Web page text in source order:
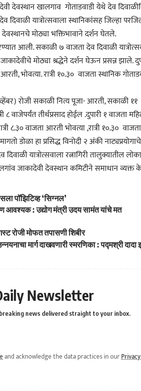
देवस्थान खालगाव गोताडवाडी येथे देव
यात्रोत्सवाला स्थानिकांसह जिल्हा
मोठ्या भक्तिभावाने दर्शन घेतले.
आली. सकाळी ७ वाजता देव दिवाळी
मोठ्या श्रद्धेने दर्शन घेऊन प्रसन्न झाले.
भोवत्या. रात्री १०.३० वाजता स्थानिक
रोजी सकाळी नित्य पूजा- आरती, सकाळी
वाजेपर्यंत तीर्थप्रसाद होईल .दुपारी १
८.३० वाजता आरती भोवत्या ,रात्री १०.३०
डोळा हा प्रसिद्ध विनोदी २ अंकी
यात्रोत्सवाला रत्नागिरी तालुक्यातील
जाकादेवी देवस्थान कमिटीने समाधान व्यक्त
पॉझिटिव्ह ‘सिग्नल’
आवश्यक : उद्योग मंत्री उदय सामंत यांचे मत
रोजी मोफत तपासणी शिबीर
मार्ग दाखवणारी स्मरणिका : पद्मश्री दादा
Newsletter
news delivered straight to your inbox.
and acknowledge the data practices in our